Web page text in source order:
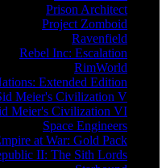
Prison Architect
Project Zomboid
Ravenfield
Rebel Inc: Escalation
RimWorld
Extended Edition
Meier's Civilization V
Meier's Civilization VI
Space Engineers
at War: Gold Pack
II: The Sith Lords